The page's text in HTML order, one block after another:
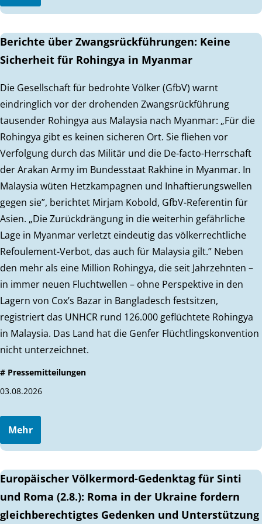
Berichte über Zwangsrückführungen: Keine
Sicherheit für Rohingya in Myanmar
Die Gesellschaft für bedrohte Völker (GfbV) warnt
eindringlich vor der drohenden Zwangsrückführung
tausender Rohingya aus Malaysia nach Myanmar: „Für die
Rohingya gibt es keinen sicheren Ort. Sie fliehen vor
Verfolgung durch das Militär und die De-facto-Herrschaft
der Arakan Army im Bundesstaat Rakhine in Myanmar. In
Malaysia wüten Hetzkampagnen und Inhaftierungswellen
gegen sie”, berichtet Mirjam Kobold, GfbV-Referentin für
Asien. „Die Zurückdrängung in die weiterhin gefährliche
Lage in Myanmar verletzt eindeutig das völkerrechtliche
Refoulement-Verbot, das auch für Malaysia gilt.” Neben
den mehr als eine Million Rohingya, die seit Jahrzehnten –
in immer neuen Fluchtwellen – ohne Perspektive in den
Lagern von Cox’s Bazar in Bangladesch festsitzen,
registriert das UNHCR rund 126.000 geflüchtete Rohingya
in Malaysia. Das Land hat die Genfer Flüchtlingskonvention
nicht unterzeichnet.
# Pressemitteilungen
03.08.2026
Mehr
Europäischer Völkermord-Gedenktag für Sinti
und Roma (2.8.): Roma in der Ukraine fordern
gleichberechtigtes Gedenken und Unterstützung